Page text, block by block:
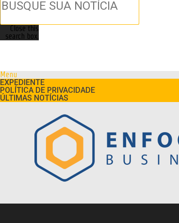
Close this
search box.
Menu
EXPEDIENTE
POLÍTICA DE PRIVACIDADE
ÚLTIMAS NOTÍCIAS